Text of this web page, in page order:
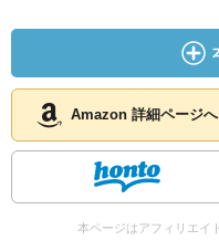
Amazon 詳細ページへ
本ページはアフィリエイ